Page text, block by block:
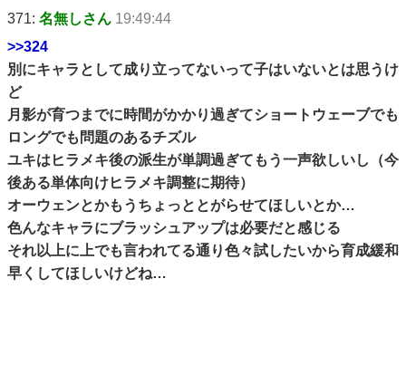
371: 名無しさん 19:49:44
>>324
別にキャラとして成り立ってないって子はいないとは思うけ
ど
月影が育つまでに時間がかかり過ぎてショートウェーブでも
ロングでも問題のあるチズル
ユキはヒラメキ後の派生が単調過ぎてもう一声欲しいし（今
後ある単体向けヒラメキ調整に期待）
オーウェンとかもうちょっととがらせてほしいとか…
色んなキャラにブラッシュアップは必要だと感じる
それ以上に上でも言われてる通り色々試したいから育成緩和
早くしてほしいけどね…